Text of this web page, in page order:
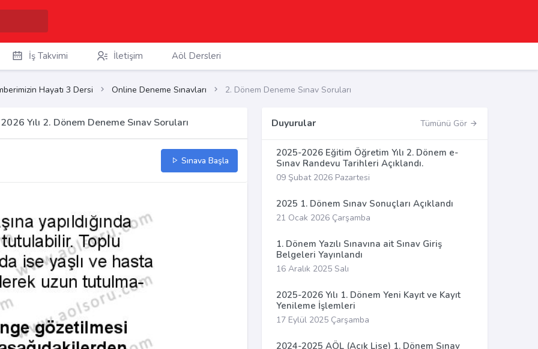
İş Takvimi İletişim Aöl Dersleri
Hayatı 3 Dersi Online Deneme Sınavları 2. Dönem Deneme Sınav Soruları
Yılı 2. Dönem Deneme Sınav Soruları
Sınava Başla
Duyurular Tümünü Gör
2025-2026 Eğitim Öğretim Yılı 2. Dönem e-
Sınav Randevu Tarihleri Açıklandı.
09 Şubat 2026 Pazartesi
2025 1. Dönem Sınav Sonuçları Açıklandı
21 Ocak 2026 Çarşamba
1. Dönem Yazılı Sınavına ait Sınav Giriş
Belgeleri Yayınlandı
16 Aralık 2025 Salı
2025-2026 Yılı 1. Dönem Yeni Kayıt ve Kayıt
Yenileme İşlemleri
17 Eylül 2025 Çarşamba
2024-2025 AÖL (Açık Lise) 1. Dönem Sınav